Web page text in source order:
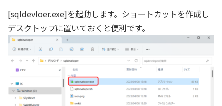
[sqldevloer.exe]を起動します。ショートカットを作成し
デスクトップに置いておくと便利です。